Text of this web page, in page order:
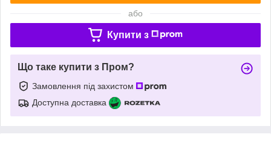
або
Купити з
Що таке купити з Пром?
Замовлення під захистом
Доступна доставка